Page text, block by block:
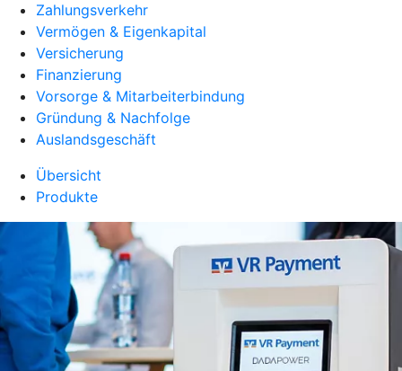
Zahlungsverkehr
Vermögen & Eigenkapital
Versicherung
Finanzierung
Vorsorge & Mitarbeiterbindung
Gründung & Nachfolge
Auslandsgeschäft
Übersicht
Produkte